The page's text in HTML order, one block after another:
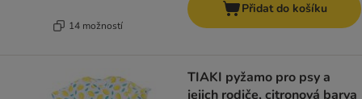
14 možností
Přidat do košíku
TIAKI pyžamo pro psy a
jejich rodiče, citronová barva